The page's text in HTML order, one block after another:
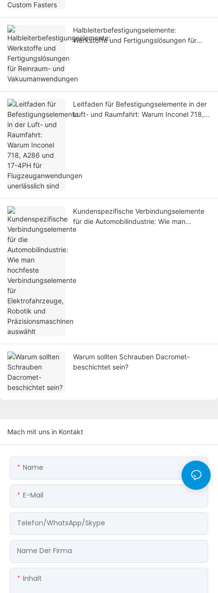
Halbleiterbefestigungselemente:
Werkstoffe und Fertigungslösungen für
Leitfaden für Befestigungselemente in der
Luft- und Raumfahrt: Warum Inconel 718,
Kundenspezifische Verbindungselemente
für die Automobilindustrie: Wie man
hochfeste Verbindungselemente für
Warum sollten Schrauben Dacromet-
beschichtet sein?
Mach mit uns in Kontakt
Name
E-Mail
Telefon/WhatsApp/Skype
Name Der Firma
Inhalt